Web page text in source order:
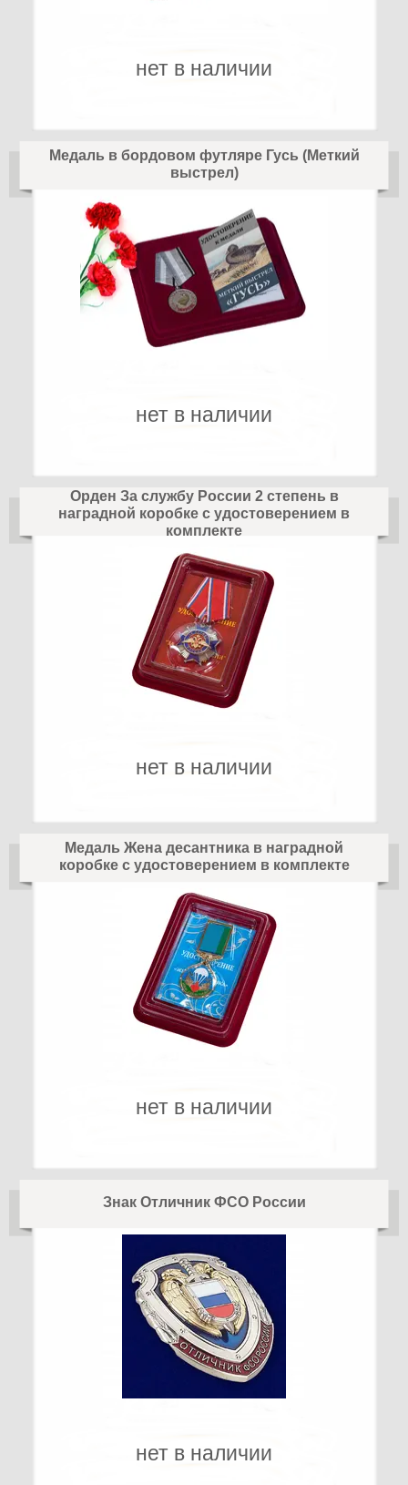
нет в наличии
Медаль в бордовом футляре Гусь (Меткий
выстрел)
нет в наличии
Орден За службу России 2 степень в
наградной коробке с удостоверением в
комплекте
нет в наличии
Медаль Жена десантника в наградной
коробке с удостоверением в комплекте
нет в наличии
Знак Отличник ФСО России
нет в наличии